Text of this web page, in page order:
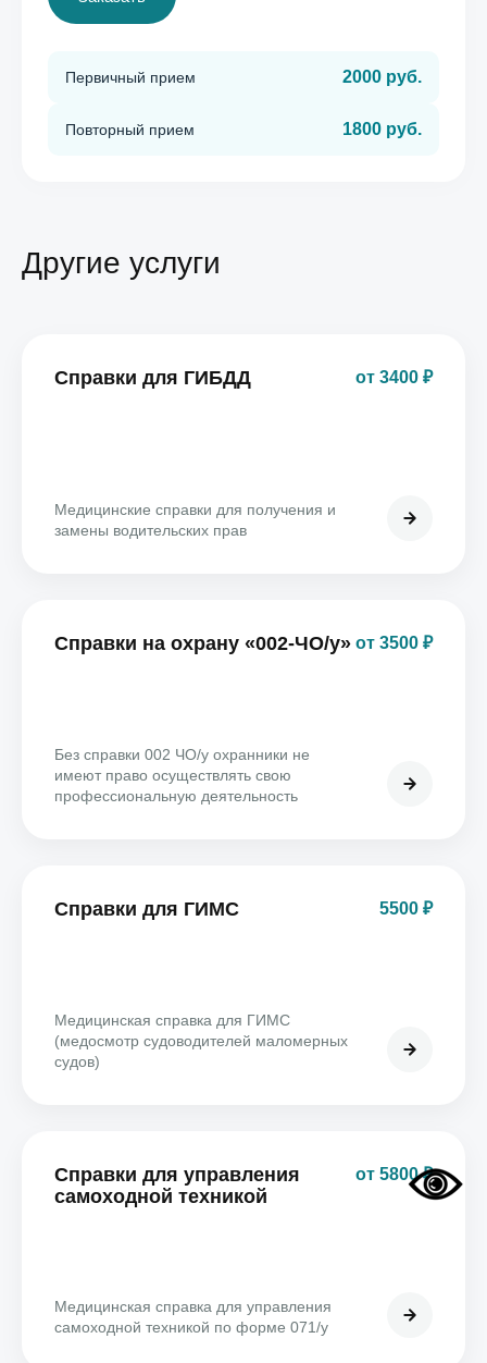
Первичный прием 2000 руб.
Повторный прием 1800 руб.
Другие услуги
Справки для ГИБДД от 3400 ₽
Медицинские справки для получения и
замены водительских прав
Справки на охрану «002-ЧО/у» от 3500 ₽
Без справки 002 ЧО/у охранники не
имеют право осуществлять свою
профессиональную деятельность
Справки для ГИМС 5500 ₽
Медицинская справка для ГИМС
(медосмотр судоводителей маломерных
судов)
Справки для управления
самоходной техникой
от 5800 ₽
Медицинская справка для управления
самоходной техникой по форме 071/у